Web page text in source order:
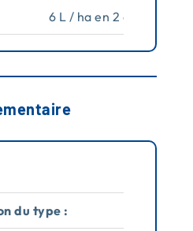
6 L / ha en 2
du type :